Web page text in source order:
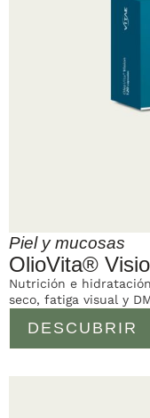
Piel y mucosas
OlioVita®
DESCUBRIR
Nutrición e
seco, fatiga visual y